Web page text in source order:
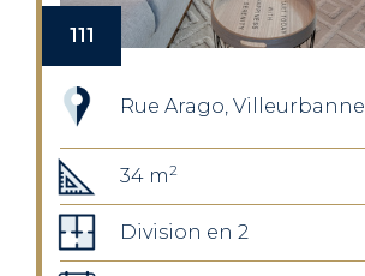
111
Rue Arago, Villeurbanne
34 m2
Division en 2